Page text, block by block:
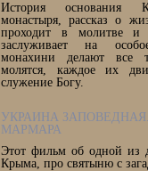
История основания
монастыря, рассказ о
проходит в молитве и
заслуживает на
монахини делают все
молятся, каждое их
служение Богу.
УКРАИНА
МАРМАРА
Этот фильм об одной из
Крыма, про святыню с